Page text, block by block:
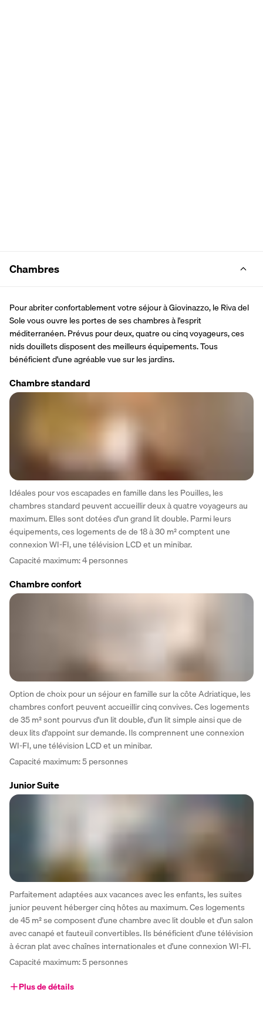
Chambres
Pour abriter confortablement votre séjour à Giovinazzo, le Riva del
Sole vous ouvre les portes de ses chambres à l'esprit
méditerranéen. Prévus pour deux, quatre ou cinq voyageurs, ces
nids douillets disposent des meilleurs équipements. Tous
bénéficient d'une agréable vue sur les jardins.
Chambre standard
Idéales pour vos escapades en famille dans les Pouilles, les
chambres standard peuvent accueillir deux à quatre voyageurs au
maximum. Elles sont dotées d'un grand lit double. Parmi leurs
équipements, ces logements de de 18 à 30 m² comptent une
connexion WI-FI, une télévision LCD et un minibar.
Capacité maximum: 4 personnes
Chambre confort
Option de choix pour un séjour en famille sur la côte Adriatique, les
chambres confort peuvent accueillir cinq convives. Ces logements
de 35 m² sont pourvus d'un lit double, d'un lit simple ainsi que de
deux lits d'appoint sur demande. Ils comprennent une connexion
WI-FI, une télévision LCD et un minibar.
Capacité maximum: 5 personnes
Junior Suite
Parfaitement adaptées aux vacances avec les enfants, les suites
junior peuvent héberger cinq hôtes au maximum. Ces logements
de 45 m² se composent d'une chambre avec lit double et d'un salon
avec canapé et fauteuil convertibles. Ils bénéficient d'une télévision
à écran plat avec chaînes internationales et d'une connexion WI-FI.
Capacité maximum: 5 personnes
Plus de détails